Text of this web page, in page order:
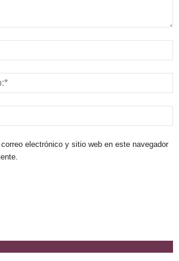
electrónico y sitio web en este navegador